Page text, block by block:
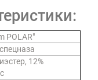
POLAR"
12%